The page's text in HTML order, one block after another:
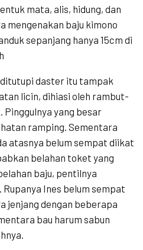
mata, alis, hidung, dan
mengenakan baju kimono
sepanjang hanya 15cm di
daster itu tampak
licin, dihiasi oleh rambut-
Pinggulnya yang besar
ramping. Sementara
atasnya belum sempat diikat
belahan toket yang
baju, pentilnya
Ines belum sempat
jenjang dengan beberapa
bau harum sabun